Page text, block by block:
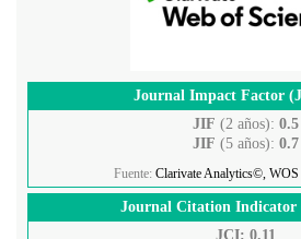
Journal Impact Factor
JIF (2 años): 0.5
JIF (5 años): 0.7
Fuente: Clarivate Analytics©, WOS
Journal Citation Indicator
JCI: 0.11